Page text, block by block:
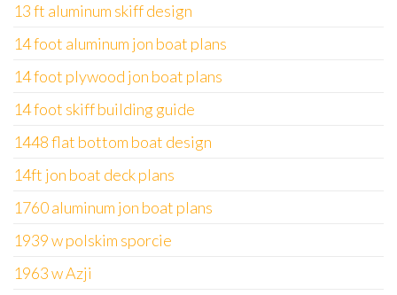
13 ft aluminum skiff design
14 foot aluminum jon boat plans
14 foot plywood jon boat plans
14 foot skiff building guide
1448 flat bottom boat design
14ft jon boat deck plans
1760 aluminum jon boat plans
1939 w polskim sporcie
1963 w Azji